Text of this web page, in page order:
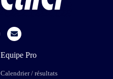
Equipe Pro
Calendrier / résultats